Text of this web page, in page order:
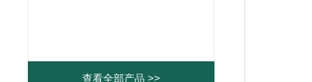
查看全部产品 >>